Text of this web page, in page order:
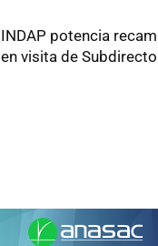
INDAP potencia
en visita de